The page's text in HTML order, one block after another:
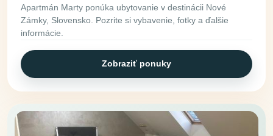
Apartmán Marty ponúka ubytovanie v destinácii Nové
Zámky, Slovensko. Pozrite si vybavenie, fotky a ďalšie
informácie.
Zobraziť ponuky